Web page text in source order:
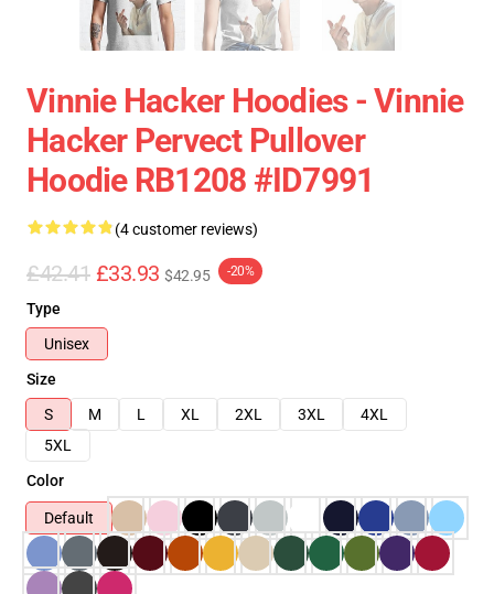
Vinnie Hacker Hoodies - Vinnie
Hacker Pervect Pullover
Hoodie RB1208 #ID7991
(4 customer reviews)
£42.41 £33.93 $42.95 -20%
Type
Unisex
Size
S
M L XL 2XL 3XL
4XL
5XL
Color
Default